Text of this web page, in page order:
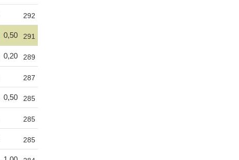
292
0,50 291
0,20 289
287
0,50 285
285
285